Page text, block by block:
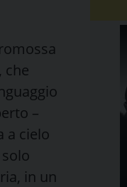
che
–
a cielo
in un